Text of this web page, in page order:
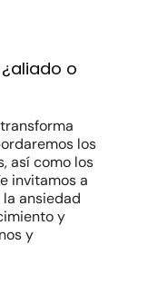
o
los
así como los
invitamos a
ansiedad
y
y